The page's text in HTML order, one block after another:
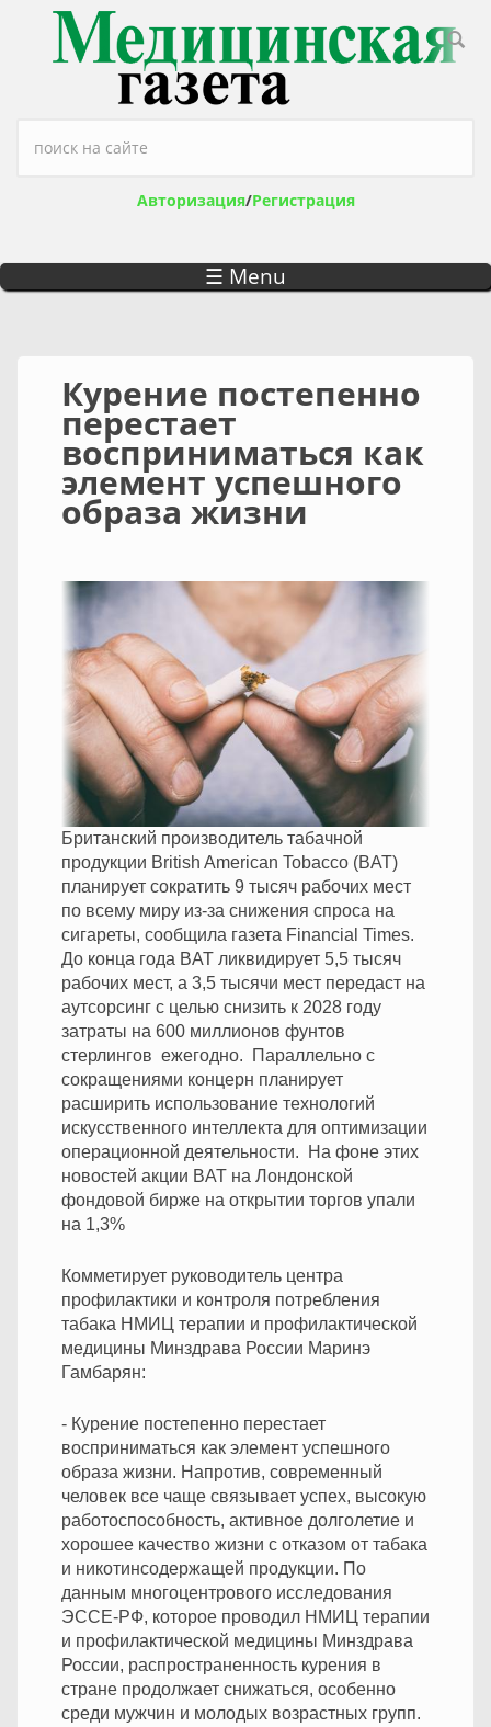
Перейти к основному содержанию
Форма поиска
Авторизация/Регистрация
☰ Menu
Курение постепенно
перестает
восприниматься как
элемент успешного
образа жизни
Британский производитель табачной
продукции British American Tobacco (BAT)
планирует сократить 9 тысяч рабочих мест
по всему миру из-за снижения спроса на
сигареты, сообщила газета Financial Times.
До конца года BAT ликвидирует 5,5 тысяч
рабочих мест, а 3,5 тысячи мест передаст на
аутсорсинг с целью снизить к 2028 году
затраты на 600 миллионов фунтов
стерлингов ежегодно. Параллельно с
сокращениями концерн планирует
расширить использование технологий
искусственного интеллекта для оптимизации
операционной деятельности. На фоне этих
новостей акции BAT на Лондонской
фондовой бирже на открытии торгов упали
на 1,3%
Комметирует руководитель центра
профилактики и контроля потребления
табака НМИЦ терапии и профилактической
медицины Минздрава России Маринэ
Гамбарян:
- Курение постепенно перестает
восприниматься как элемент успешного
образа жизни. Напротив, современный
человек все чаще связывает успех, высокую
работоспособность, активное долголетие и
хорошее качество жизни с отказом от табака
и никотинсодержащей продукции. По
данным многоцентрового исследования
ЭССЕ-РФ, которое проводил НМИЦ терапии
и профилактической медицины Минздрава
России, распространенность курения в
стране продолжает снижаться, особенно
среди мужчин и молодых возрастных групп.